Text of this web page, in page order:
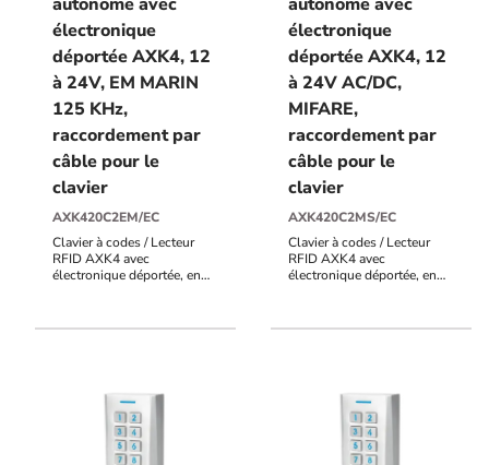
électronique
déportée AXK4, 12
à 24V, EM MARIN
125 KHz,
raccordement par
câble pour le
clavier
AXK420C2EM/EC
Clavier à codes / Lecteur
RFID AXK4 avec
électronique déportée, en
vis, 12V à 24V AC/DC, 999
(porte ouverte trop
longtemps), PF (porte
forcée), UF (utilisation
frauduleuse), AP
(autoprotection du clavier)
électronique
déportée AXK4, 12
à 24V AC/DC,
MIFARE,
raccordement par
câble pour le
clavier
AXK420C2MS/EC
Clavier à codes / Lecteur
RFID AXK4 avec
électronique déportée, en
24V AC/DC, 999
(porte ouverte trop
longtemps), PF (porte
forcée), UF (utilisation
frauduleuse), AP
(autoprotection du clavier)